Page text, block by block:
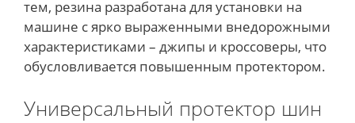
тем, резина разработана для установки на
машине с ярко выраженными внедорожными
характеристиками – джипы и кроссоверы, что
обусловливается повышенным протектором.
Универсальный протектор шин